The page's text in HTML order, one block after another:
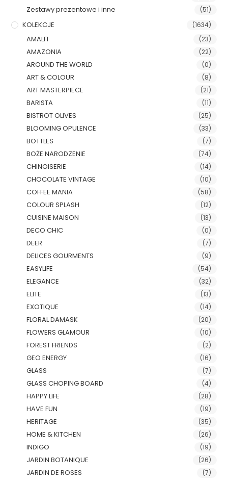
Zestawy prezentowe i inne (51)
KOLEKCJE (1634)
AMALFI (23)
AMAZONIA (22)
AROUND THE WORLD (0)
ART & COLOUR (8)
ART MASTERPIECE (21)
BARISTA (11)
BISTROT OLIVES (25)
BLOOMING OPULENCE (33)
BOTTLES (7)
BOŻE NARODZENIE (74)
CHINOISERIE (14)
CHOCOLATE VINTAGE (10)
COFFEE MANIA (58)
COLOUR SPLASH (12)
CUISINE MAISON (13)
DECO CHIC (0)
DEER (7)
DELICES GOURMENTS (9)
EASYLIFE (54)
ELEGANCE (32)
ELITE (13)
EXOTIQUE (14)
FLORAL DAMASK (20)
FLOWERS GLAMOUR (10)
FOREST FRIENDS (2)
GEO ENERGY (16)
GLASS (7)
GLASS CHOPING BOARD (4)
HAPPY LIFE (28)
HAVE FUN (19)
HERITAGE (35)
HOME & KITCHEN (26)
INDIGO (19)
JARDIN BOTANIQUE (26)
JARDIN DE ROSES (7)